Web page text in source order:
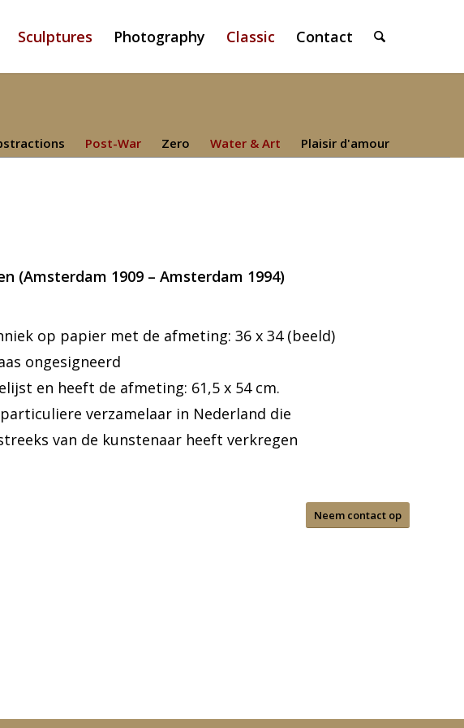
Sculptures Photography Classic Contact
Post-War Zero Water & Art Plaisir d'amour
(Amsterdam 1909 – Amsterdam 1994)
op papier met de afmeting: 36 x 34 (beeld)
ongesigneerd
en heeft de afmeting: 61,5 x 54 cm.
verzamelaar in Nederland die
van de kunstenaar heeft verkregen
Neem contact op